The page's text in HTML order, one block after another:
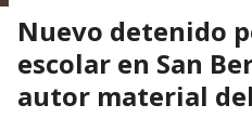
Nuevo detenido
escolar en San
autor material